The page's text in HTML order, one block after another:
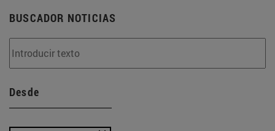
BUSCADOR NOTICIAS
Desde